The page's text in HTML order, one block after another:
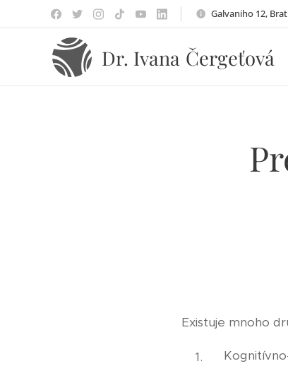
Galvaniho 12,
Dr. Ivana Čergeťová
Existuje mnoho